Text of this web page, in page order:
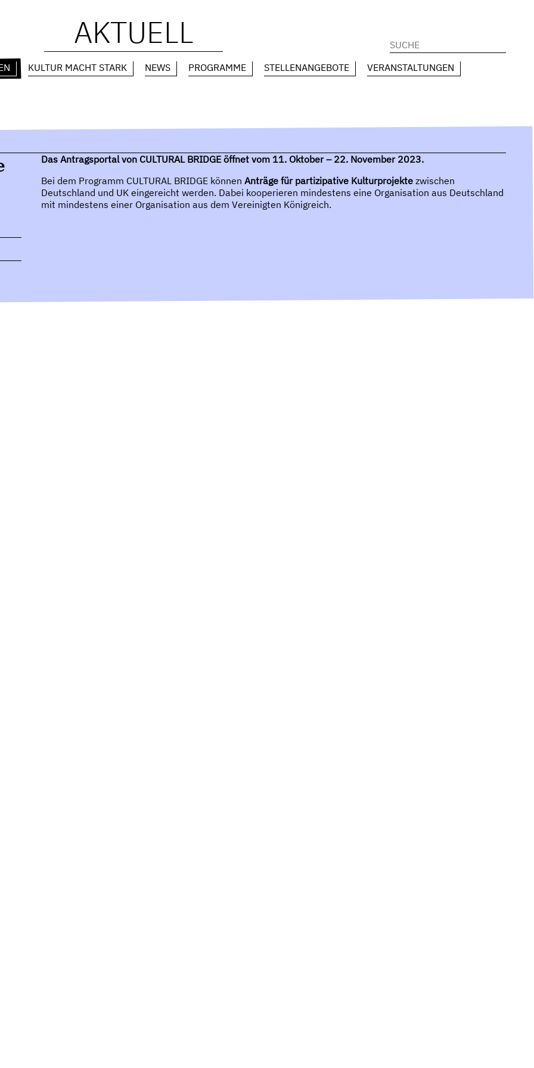
Suchen
nach:
AKTUELL
KULTUR MACHT STARK NEWS PROGRAMME STELLENANGEBOTE VERANSTALTUNGEN
Das Antragsportal von CULTURAL BRIDGE öffnet vom 11. Oktober – 22. November 2023.
Bei dem Programm CULTURAL BRIDGE können Anträge für partizipative Kulturprojektezwischen
Deutschland und UK eingereicht werden. Dabei kooperieren mindestens eine Organisation aus Deutschland
mit mindestens einer Organisation aus dem Vereinigten Königreich.